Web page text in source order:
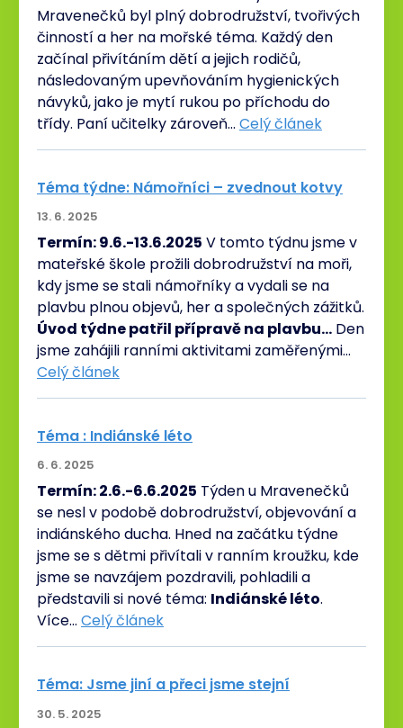
Mravenečků byl plný dobrodružství, tvořivých
činností a her na mořské téma. Každý den
začínal přivítáním dětí a jejich rodičů,
následovaným upevňováním hygienických
návyků, jako je mytí rukou po příchodu do
třídy. Paní učitelky zároveň… Celý článek
Téma týdne: Námořníci – zvednout kotvy
13. 6. 2025
Termín: 9.6.-13.6.2025 V tomto týdnu jsme v
mateřské škole prožili dobrodružství na moři,
kdy jsme se stali námořníky a vydali se na
plavbu plnou objevů, her a společných zážitků.
Úvod týdne patřil přípravě na plavbu… Den
jsme zahájili ranními aktivitami zaměřenými…
Celý článek
Téma : Indiánské léto
6. 6. 2025
Termín: 2.6.-6.6.2025 Týden u Mravenečků
se nesl v podobě dobrodružství, objevování a
indiánského ducha. Hned na začátku týdne
jsme se s dětmi přivítali v ranním kroužku, kde
jsme se navzájem pozdravili, pohladili a
představili si nové téma: Indiánské léto.
Více… Celý článek
Téma: Jsme jiní a přeci jsme stejní
30. 5. 2025